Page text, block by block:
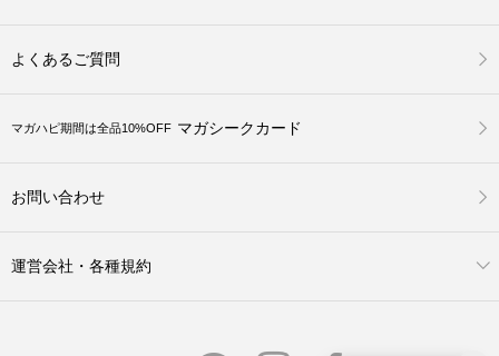
よくあるご質問
マガハピ期間は全品10%OFF マガシークカード
お問い合わせ
運営会社・各種規約